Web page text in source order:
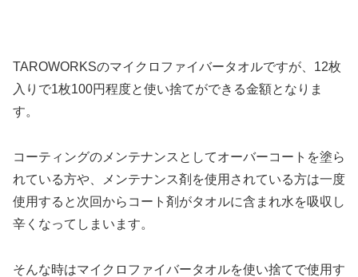
TAROWORKSのマイクロファイバータオルですが、12枚
入りで1枚100円程度と使い捨てができる金額となりま
す。
コーティングのメンテナンスとしてオーバーコートを塗ら
れている方や、メンテナンス剤を使用されている方は一度
使用すると次回からコート剤がタオルに含まれ水を吸収し
辛くなってしまいます。
そんな時はマイクロファイバータオルを使い捨てで使用す